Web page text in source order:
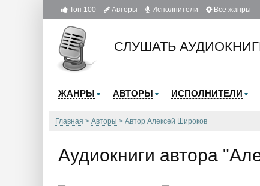
Топ 100 Авторы Исполнители Все жанры
СЛУШАТЬ
ЖАНРЫ АВТОРЫ ИСПОЛНИТЕЛИ
Главная Авторы Автор Алексей Широков
Аудиокниги автора